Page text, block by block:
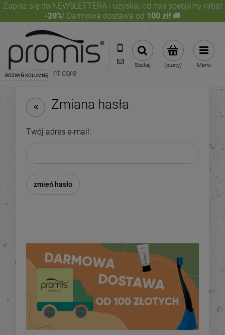
Zapisz się do NEWSLETTERA i uzyskaj od nas specjalny rabat
-20%! Darmowa dostawa od 100 zł! 🚚
+48 661 379 391
sklep@promis-care.pl
(pusty)
Szukaj Menu
Zmiana hasła
Twój adres e-mail:
zmień hasło